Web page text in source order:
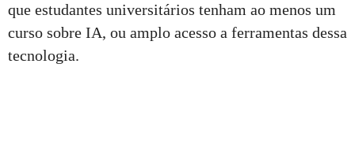
que estudantes universitários tenham ao menos um
curso sobre IA, ou amplo acesso a ferramentas dessa
tecnologia.